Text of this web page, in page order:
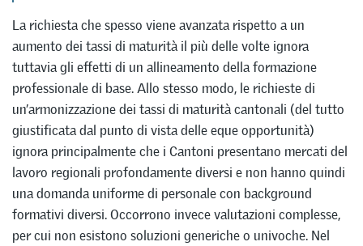
La richiesta che spesso viene avanzata rispetto a un
aumento dei tassi di maturità il più delle volte ignora
tuttavia gli effetti di un allineamento della formazione
professionale di base. Allo stesso modo, le richieste di
un’armonizzazione dei tassi di maturità cantonali (del tutto
giustificata dal punto di vista delle eque opportunità)
ignora principalmente che i Cantoni presentano mercati del
lavoro regionali profondamente diversi e non hanno quindi
una domanda uniforme di personale con background
formativi diversi. Occorrono invece valutazioni complesse,
per cui non esistono soluzioni generiche o univoche. Nel